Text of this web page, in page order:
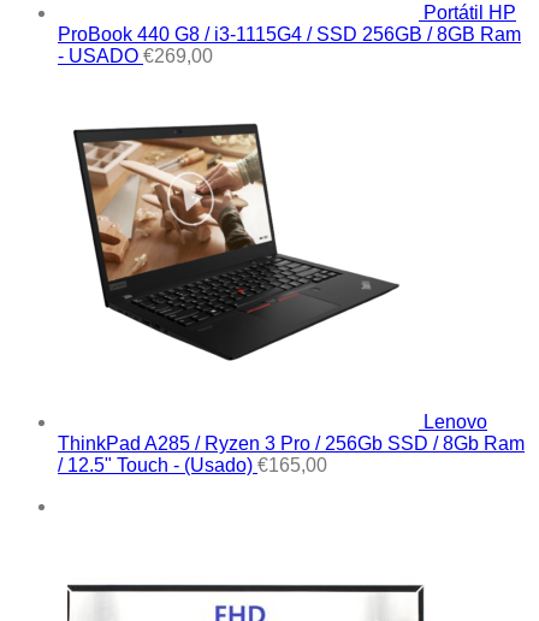
Portátil HP
ProBook 440 G8 / i3-1115G4 / SSD 256GB / 8GB Ram
- USADO €269,00
Lenovo
ThinkPad A285 / Ryzen 3 Pro / 256Gb SSD / 8Gb Ram
/ 12.5" Touch - (Usado) €165,00